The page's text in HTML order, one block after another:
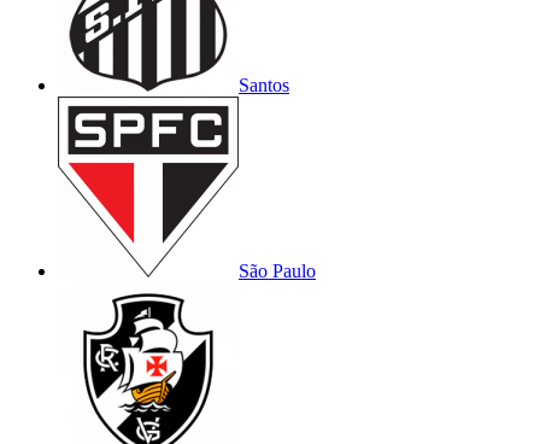
Santos
São Paulo